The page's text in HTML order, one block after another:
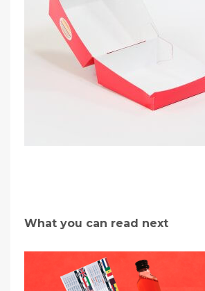
What you can read next